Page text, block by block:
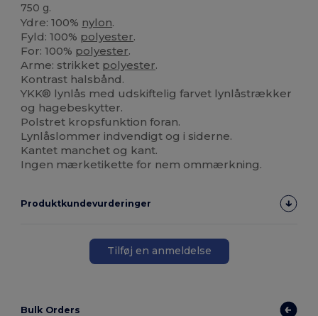
750 g.
Ydre: 100% nylon.
Fyld: 100% polyester.
For: 100% polyester.
Arme: strikket polyester.
Kontrast halsbånd.
YKK® lynlås med udskiftelig farvet lynlåstrækker
og hagebeskytter.
Polstret kropsfunktion foran.
Lynlåslommer indvendigt og i siderne.
Kantet manchet og kant.
Ingen mærketikette for nem ommærkning.
Produktkundevurderinger
Tilføj en anmeldelse
Bulk Orders